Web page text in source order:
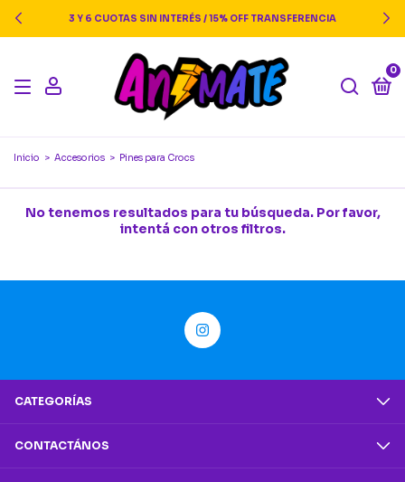
3 Y 6 CUOTAS SIN INTERÉS / 15% OFF TRANSFERENCIA
0
Inicio > Accesorios > Pines para Crocs
No tenemos resultados para tu búsqueda. Por favor,
intentá con otros filtros.
CATEGORÍAS
CONTACTÁNOS